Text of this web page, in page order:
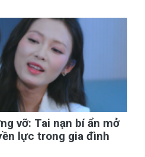
vỡ: Tai nạn bí ẩn mở
lực trong gia đình